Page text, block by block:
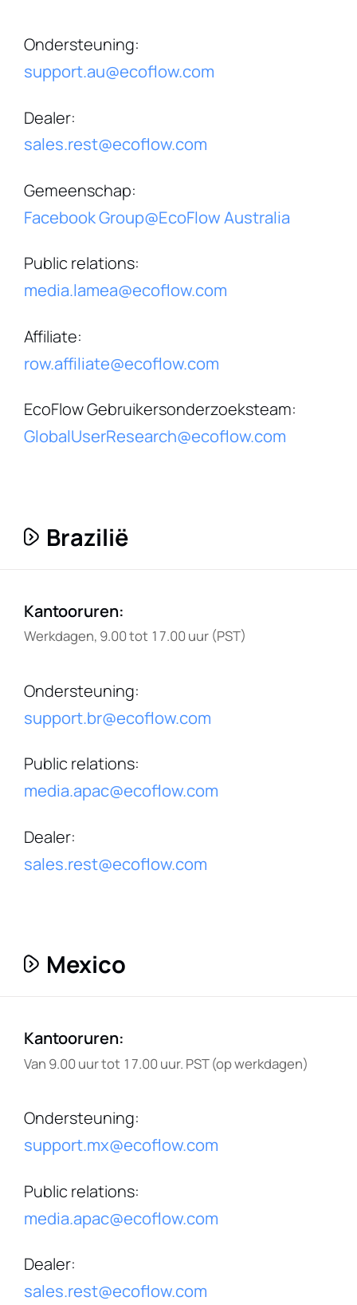
Ondersteuning:
support.au@ecoflow.com
Dealer:
sales.rest@ecoflow.com
Gemeenschap:
Facebook Group@EcoFlow Australia
Public relations:
media.lamea@ecoflow.com
Affiliate:
row.affiliate@ecoflow.com
EcoFlow Gebruikersonderzoeksteam:
GlobalUserResearch@ecoflow.com
Brazilië
Kantooruren:
Werkdagen, 9.00 tot 17.00 uur (PST)
Ondersteuning:
support.br@ecoflow.com
Public relations:
media.apac@ecoflow.com
Dealer:
sales.rest@ecoflow.com
Mexico
Kantooruren:
Van 9.00 uur tot 17.00 uur. PST (op werkdagen)
Ondersteuning:
support.mx@ecoflow.com
Public relations:
media.apac@ecoflow.com
Dealer:
sales.rest@ecoflow.com